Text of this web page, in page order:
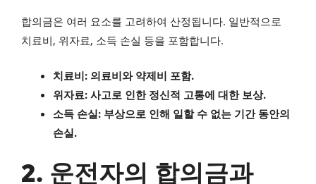
합의금은 여러 요소를 고려하여 산정됩니다. 일반적으로
치료비, 위자료, 소득 손실 등을 포함합니다.
치료비: 의료비와 약제비 포함.
위자료: 사고로 인한 정신적 고통에 대한 보상.
소득 손실: 부상으로 인해 일할 수 없는 기간 동안의
손실.
2. 운전자의 합의금과